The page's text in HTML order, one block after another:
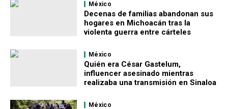
México
Decenas de familias abandonan sus
hogares en Michoacán tras la
violenta guerra entre cárteles
México
Quién era César Gastelum,
influencer asesinado mientras
realizaba una transmisión en Sinaloa
México